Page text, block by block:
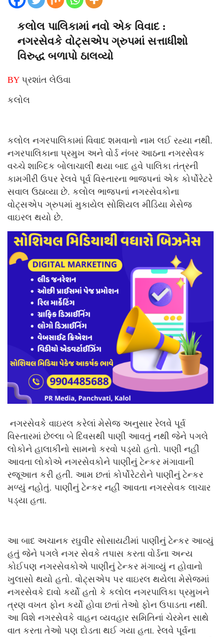
કલોલ પાલિકામાં નવો એક વિવાદ :
નગરસેવકે વોટ્સએપ ગ્રુપમાં સત્તાધીશો
વિરુદ્ધ બળાપો ઠાલવ્યો
BYપ્રશાંત લેઉવા
કલોલ
કલોલ નગરપાલિકામાં વિવાદ શમવાનો નામ લઈ રહ્યા નથી.
નગરપાલિકાના પ્રમુખ અને વોર્ડ નંબર આઠના નગરસેવક
વચ્ચે શાબ્દિક બોલાચાલી થયા બાદ હવે પાલિકા તંત્રની
કામગીરી ઉપર રેલવે પૂર્વ વિસ્તારના ભાજપનાં એક કોર્પોરેટરે
સવાલ ઉઠાવ્યા છે. કલોલ ભાજપનાં નગરસેવકોના
વોટ્સએપ ગ્રુપમાં મુકાયેલ સોશિયલ મીડિયા મેસેજ
વાઇરલ થયો છે.
નગરસેવકે વાઇરલ કરેલાં મેસેજ અનુસાર રેલવે પૂર્વ
વિસ્તારમાં છેલ્લા બે દિવસથી પાણી આવતું નથી જેને પગલે
લોકોને હાલાકીનો સામનો કરવો પડ્યો હતો. પાણી નહીં
આવતા લોકોએ નગરસેવકોને પાણીનું ટેન્કર મંગાવાની
રજૂઆત કરી હતી. આમ છતાં કોર્પોરેટરોને પાણીનું ટેન્કર
મળ્યું નહોતું. પાણીનું ટેન્કર નહીં આવતા નગરસેવક લાચાર
પડ્યા હતા.
આ બાદ અચાનક રઘુવીર સોસાયટીમાં પાણીનું ટેન્કર આવ્યું
હતું જેને પગલે નગર સેવકે તપાસ કરતા વોર્ડના અન્ય
કોઈપણ નગરસેવકોએ પાણીનું ટેન્કર મંગાવ્યું ન હોવાનો
ખુલાસો થયો હતો. વોટ્સએપ પર વાઇરલ થયેલા મેસેજમાં
નગરસેવકે દાવો કર્યો હતો કે કલોલ નગરપાલિકા પ્રમુખને
ત્રણ વખત ફોન કર્યો હોવા છતાં તેઓ ફોન ઉપાડતા નથી.
આ વિશે નગરસેવકે વાહન વ્યવહાર સમિતિનાં ચેરમેન સાથે
વાત કરતા તેઓ પણ દોડતા થઈ ગયા હતા. રેલવે પૂર્વના